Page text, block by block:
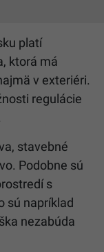
platí
ktorá má
v exteriéri.
regulácie
stavebné
Podobne sú
s
sú napríklad
nezabúda